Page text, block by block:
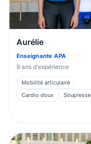
Aurélie
Enseignante APA
9 ans d'expérience
Mobilité articulaire
Cardio doux
Souplesse